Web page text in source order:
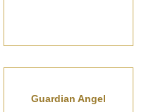
Guardian Angel